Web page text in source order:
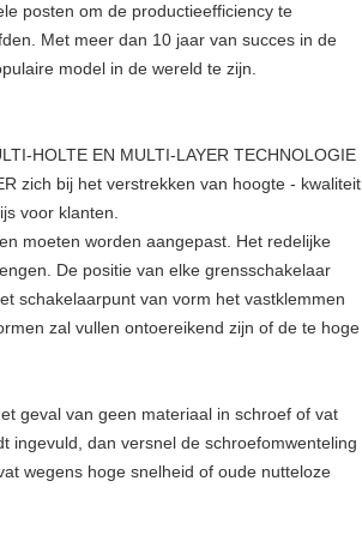
posten om de productieefficiency te
Met meer dan 10 jaar van succes in de
model in de wereld te zijn.
HOLTE EN MULTI-LAYER TECHNOLOGIE
zich bij het verstrekken van hoogte - kwaliteit
voor klanten.
moeten worden aangepast. Het redelijke
De positie van elke grensschakelaar
schakelaarpunt van vorm het vastklemmen
zal vullen ontoereikend zijn of de te hoge
geval van geen materiaal in schroef of vat
ingevuld, dan versnel de schroefomwenteling
wegens hoge snelheid of oude nutteloze